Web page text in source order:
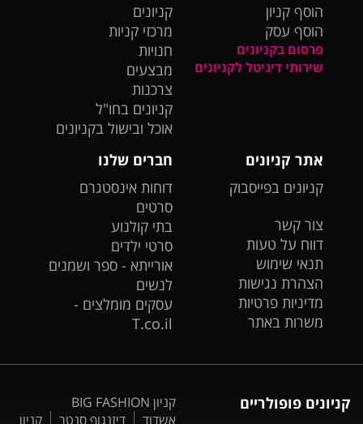
הוסף קניון
הוסף עסק
פרסום בקניונים
שירותי דיגיטל לקניונים
קניונים
מרכזי קניות
חנויות
מבצעים
צרכנות
קניונים בחו"ל
אוכל ובישול בקניונים
אתר קניונים
קניונים בפייסבוק
צור קשר
דווח על טעות
תנאי שימוש
הצהרת נגישות
מדיניות פרטיות
משרות באתר
חברים שלנו
דוחות אינסטגרם
סרטים
בתי קולנוע
סרטי ילדים
אורייתא - ספר ושמנים
לנשים
עסקים מומלצים -
T.co.il
קניונים פופולריים
קניון BIG FASHION
אשדוד
דיזנגוף סנטר קניון